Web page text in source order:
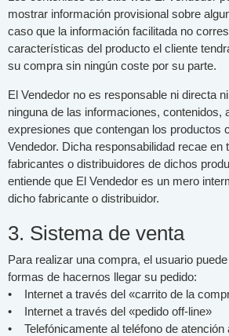
mostrar información provisional sobre
caso que la información facilitada no
características del producto el cliente
su compra sin ningún coste por su parte.
El Vendedor no es responsable ni directa
ninguna de las informaciones, contenidos,
expresiones que contengan los productos
Vendedor. Dicha responsabilidad recae en
fabricantes o distribuidores de dichos
entiende que El Vendedor es un mero
dicho fabricante o distribuidor.
3. Sistema de venta
Para realizar una compra, el usuario
formas de hacernos llegar su pedido:
• Internet a través del «carrito de la
• Internet a través del «pedido off-line»
• Telefónicamente al teléfono de atención